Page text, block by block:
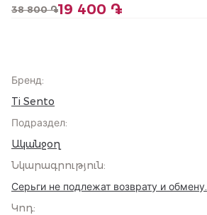
38 800 ֏19 400 ֏
Бренд:
Ti Sento
Подраздел:
Ականջօղ
Նկարագրություն:
Серьги не подлежат возврату и обмену.
Կոդ: